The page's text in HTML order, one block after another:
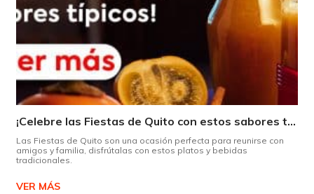
¡Celebre las Fiestas de Quito con estos sabores típicos!
Las Fiestas de Quito son una ocasión perfecta para reunirse con
amigos y familia, disfrútalas con estos platos y bebidas
tradicionales.
VER MÁS